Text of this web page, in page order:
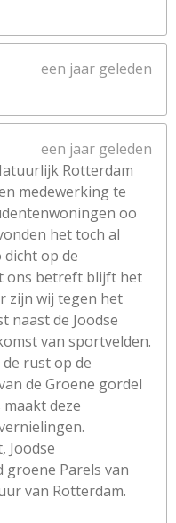
een jaar geleden
een jaar geleden
Rotterdam
medewerking te
oo
het toch al
dicht op de
ons betreft blijft het
zijn wij tegen het
naast de Joodse
van sportvelden.
rust op de
de Groene gordel
deze
Joodse
groene Parels van
van Rotterdam.